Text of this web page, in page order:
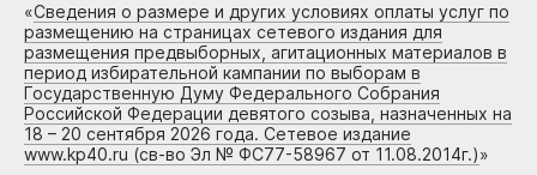
«Сведения о размере и других условиях оплаты услуг по
размещению на страницах сетевого издания для
размещения предвыборных, агитационных материалов в
период избирательной кампании по выборам в
Государственную Думу Федерального Собрания
Российской Федерации девятого созыва, назначенных на
18 – 20 сентября 2026 года. Сетевое издание
www.kp40.ru (св-во Эл № ФС77-58967 от 11.08.2014г.)»